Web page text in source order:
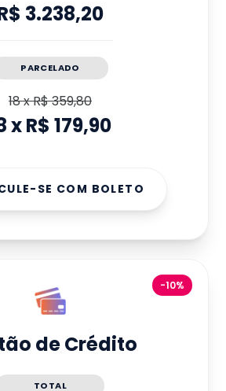
3.238,20
PARCELADO
18xR$ 359,80
xR$ 179,90
SE COM BOLETO
-10%
de Crédito
TOTAL